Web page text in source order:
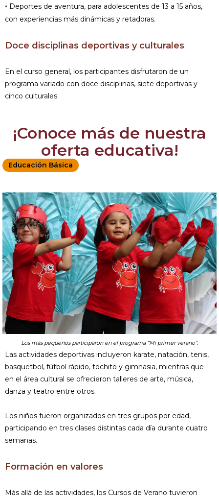
• Deportes de aventura, para adolescentes de 13 a 15 años,
con experiencias más dinámicas y retadoras.
Doce disciplinas deportivas y culturales
En el curso general, los participantes disfrutaron de un
programa variado con doce disciplinas, siete deportivas y
cinco culturales.
¡Conoce más de nuestra
oferta educativa!
Educación Básica
Los más pequeños participaron en el programa “Mi primer verano”.
Las actividades deportivas incluyeron karate, natación, tenis,
basquetbol, fútbol rápido, tochito y gimnasia, mientras que
en el área cultural se ofrecieron talleres de arte, música,
danza y teatro entre otros.
Los niños fueron organizados en tres grupos por edad,
participando en tres clases distintas cada día durante cuatro
semanas.
Formación en valores
Más allá de las actividades, los Cursos de Verano tuvieron